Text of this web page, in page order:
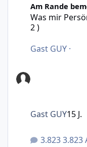
Am Rande
Was mir
2 )
Gast GUY ·
3.823
Gast GUY15 J.